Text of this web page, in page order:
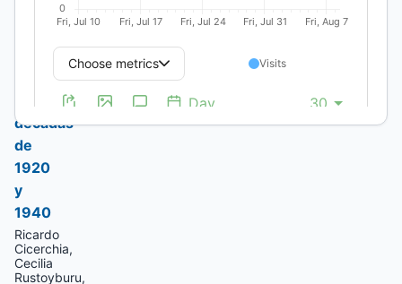
Argentino
décadas
de
1920
y
1940
Ricardo
Cicerchia,
Cecilia
Rustoyburu,